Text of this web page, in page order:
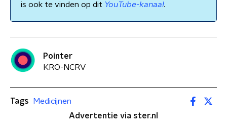
is ook te vinden op dit YouTube-kanaal.
Pointer
KRO-NCRV
Tags
Medicijnen
Advertentie via ster.nl